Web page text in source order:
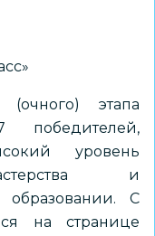
(очного) этапа
победителей,
уровень
и
С
на странице